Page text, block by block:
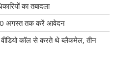
का तबादला
30 अगस्त तक करें आवेदन
वीडियो कॉल से करते थे ब्लैकमेल, तीन